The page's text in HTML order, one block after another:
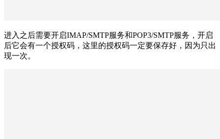
进入之后需要开启IMAP/SMTP服务和POP3/SMTP服务，开启
后它会有一个授权码，这里的授权码一定要保存好，因为只出
现一次。